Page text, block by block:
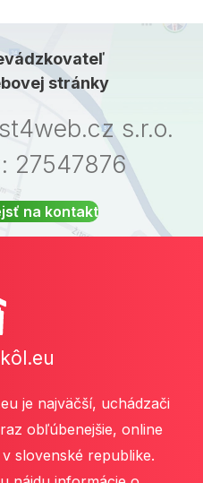
stránky
s.r.o.
27547876
na kontakt
je najväčší, uchádzači
obľúbenejšie, online
slovenské republike.